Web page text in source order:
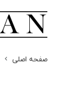
صفحه اصلی